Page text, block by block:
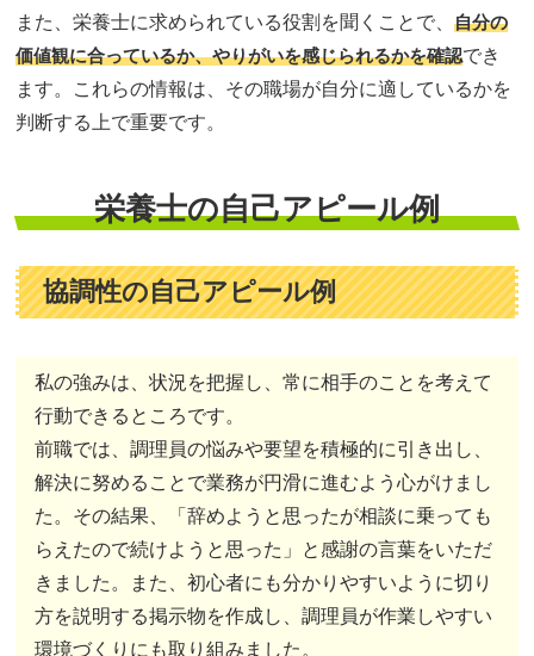
また、栄養士に求められている役割を聞くことで、自分の
価値観に合っているか、やりがいを感じられるかを確認でき
ます。これらの情報は、その職場が自分に適しているかを
判断する上で重要です。
栄養士の自己アピール例
協調性の自己アピール例
私の強みは、状況を把握し、常に相手のことを考えて
行動できるところです。
前職では、調理員の悩みや要望を積極的に引き出し、
解決に努めることで業務が円滑に進むよう心がけまし
た。その結果、「辞めようと思ったが相談に乗っても
らえたので続けようと思った」と感謝の言葉をいただ
きました。また、初心者にも分かりやすいように切り
方を説明する掲示物を作成し、調理員が作業しやすい
環境づくりにも取り組みました。